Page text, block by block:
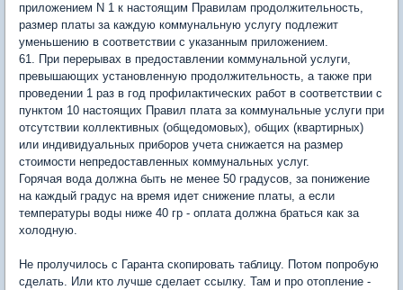
приложением N 1 к настоящим Правилам продолжительность,
размер платы за каждую коммунальную услугу подлежит
уменьшению в соответствии с указанным приложением.
61. При перерывах в предоставлении коммунальной услуги,
превышающих установленную продолжительность, а также при
проведении 1 раз в год профилактических работ в соответствии с
пунктом 10 настоящих Правил плата за коммунальные услуги при
отсутствии коллективных (общедомовых), общих (квартирных)
или индивидуальных приборов учета снижается на размер
стоимости непредоставленных коммунальных услуг.
Горячая вода должна быть не менее 50 градусов, за понижение
на каждый градус на время идет снижение платы, а если
температуры воды ниже 40 гр - оплата должна браться как за
холодную.
Не пролучилось с Гаранта скопировать таблицу. Потом попробую
сделать. Или кто лучше сделает ссылку. Там и про отопление -